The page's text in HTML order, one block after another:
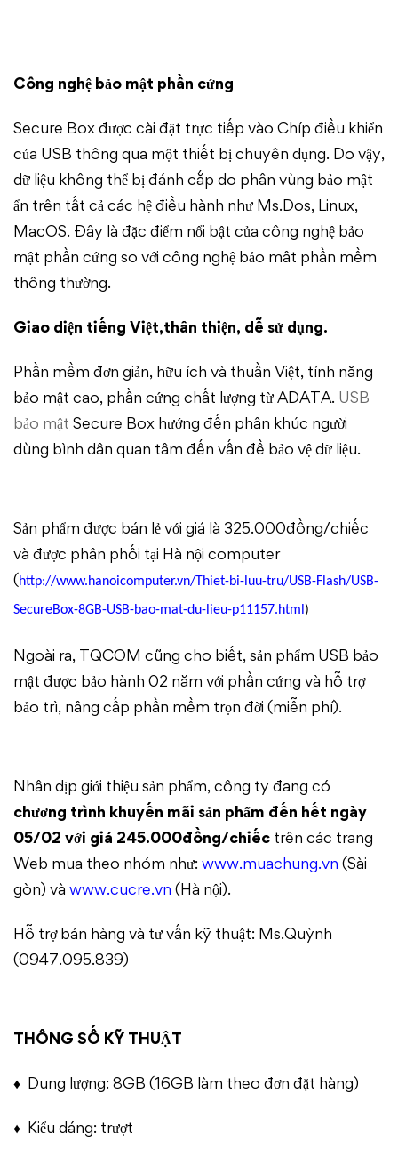
Công nghệ bảo mật phần cứng
Secure Box được cài đặt trực tiếp vào Chíp điều khiển
của USB thông qua một thiết bị chuyên dụng. Do vậy,
dữ liệu không thể bị đánh cắp do phân vùng bảo mật
ẩn trên tất cả các hệ điều hành như Ms.Dos, Linux,
MacOS. Đây là đặc điểm nổi bật của công nghệ bảo
mật phần cứng so với công nghệ bảo mât phần mềm
thông thường.
Giao diện tiếng Việt,thân thiện, dễ sử dụng.
Phần mềm đơn giản, hữu ích và thuần Việt, tính năng
bảo mật cao, phần cứng chất lượng từ ADATA. USB
bảo mật Secure Box hướng đến phân khúc người
dùng bình dân quan tâm đến vấn đề bảo vệ dữ liệu.
Sản phẩm được bán lẻ với giá là 325.000đồng/chiếc
và được phân phối tại Hà nội computer
(http://www.hanoicomputer.vn/Thiet-bi-luu-tru/USB-Flash/USB-
SecureBox-8GB-USB-bao-mat-du-lieu-p11157.html )
Ngoài ra, TQCOM cũng cho biết, sản phẩm USB bảo
mật được bảo hành 02 năm với phần cứng và hỗ trợ
bảo trì, nâng cấp phần mềm trọn đời (miễn phí).
Nhân dịp giới thiệu sản phẩm, công ty đang có
chương trình khuyến mãi sản phẩm đến hết ngày
05/02 với giá 245.000đồng/chiếc trên các trang
Web mua theo nhóm như: www.muachung.vn (Sài
gòn) và www.cucre.vn (Hà nội).
Hỗ trợ bán hàng và tư vấn kỹ thuật: Ms.Quỳnh
(0947.095.839)
THÔNG SỐ KỸ THUẬT
♦ Dung lượng: 8GB (16GB làm theo đơn đặt hàng)
♦ Kiểu dáng: trượt